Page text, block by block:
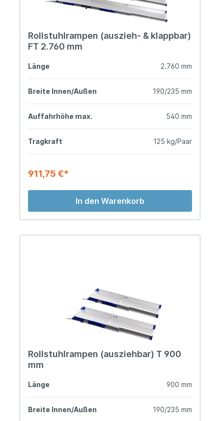
Rollstuhlrampen (auszieh- & klappbar)
FT 2.760 mm
Länge 2.760 mm
Breite Innen/Außen 190/235 mm
Auffahrhöhe max. 540 mm
Tragkraft 125 kg/Paar
911,75 €*
In den Warenkorb
Rollstuhlrampen (ausziehbar) T 900
mm
Länge 900 mm
Breite Innen/Außen 190/235 mm